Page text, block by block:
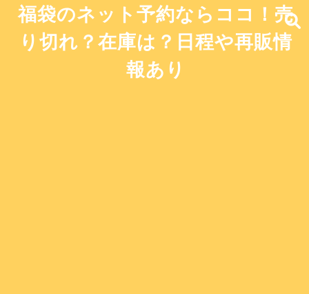
福袋のネット予約ならココ！売
り切れ？在庫は？日程や再販情
報あり